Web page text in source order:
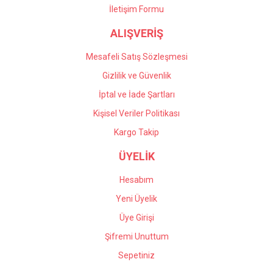
Önder Kaçar | 20/05/2026İletişim Formu
ALIŞVERİŞ
Mesafeli Satış Sözleşmesi
Gizlilik ve Güvenlik
İptal ve İade Şartları
Kişisel Veriler Politikası
Kargo Takip
ÜYELİK
Hesabım
Yeni Üyelik
Üye Girişi
Şifremi Unuttum
Sepetiniz